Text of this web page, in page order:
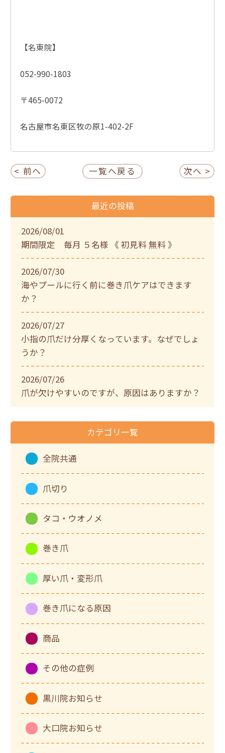
【名東院】
052-990-1803
〒465-0072
名古屋市名東区牧の原1-402-2F
< 前へ 一覧へ戻る 次へ >
最近の投稿
2026/08/01
期間限定 毎月 ５名様 《 初見料 無料 》
2026/07/30
海やプールに行く前に巻き爪ケアはできます
か？
2026/07/27
小指の爪だけ分厚くなっています。なぜでしょ
うか？
2026/07/26
爪が欠けやすいのですが、原因はありますか？
カテゴリ一覧
全院共通
爪切り
タコ・ウオノメ
巻き爪
厚い爪・変形爪
巻き爪になる原因
商品
その他の症例
黒川院お知らせ
大口院お知らせ